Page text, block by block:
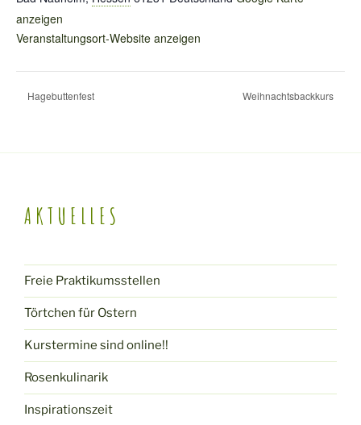
anzeigen
Veranstaltungsort-Website anzeigen
Hagebuttenfest Weihnachtsbackkurs
AKTUELLES
Freie Praktikumsstellen
Törtchen für Ostern
Kurstermine sind online!!
Rosenkulinarik
Inspirationszeit